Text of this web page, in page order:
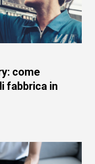
come
fabbrica in